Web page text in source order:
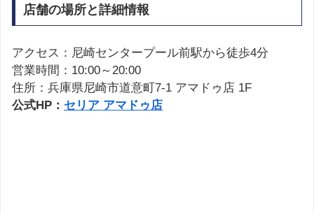
店舗の場所と詳細情報
アクセス：尼崎センタープール前駅から徒歩4分
営業時間：10:00～20:00
住所：兵庫県尼崎市道意町7-1 アマドゥ店 1F
公式HP： セリア アマドゥ店